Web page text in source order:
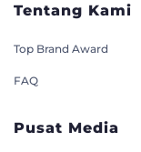
Tentang Kami
Top Brand Award
FAQ
Pusat Media